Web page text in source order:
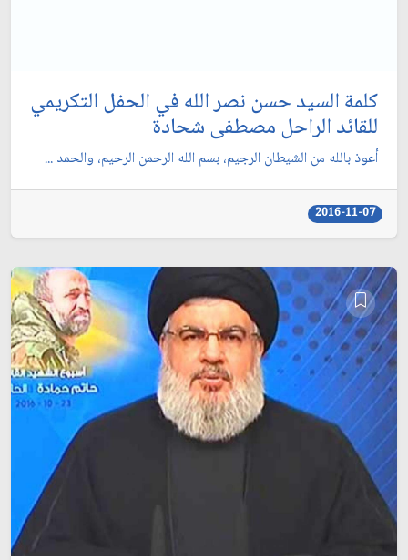
كلمة السيد حسن نصر الله في الحفل التكريمي
للقائد الراحل مصطفى شحادة
أعوذ بالله من الشيطان الرجيم، بسم الله الرحمن الرحيم، والحمد ...
2016-11-07